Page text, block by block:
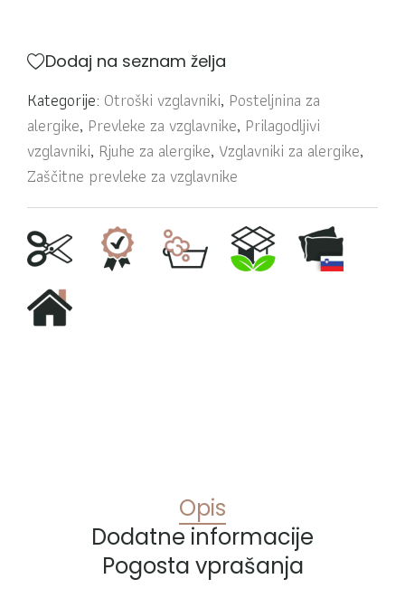
Dodaj na seznam želja
Kategorije: Otroški vzglavniki, Posteljnina za
alergike, Prevleke za vzglavnike, Prilagodljivi
vzglavniki, Rjuhe za alergike, Vzglavniki za alergike,
Zaščitne prevleke za vzglavnike
Opis
Dodatne informacije
Pogosta vprašanja